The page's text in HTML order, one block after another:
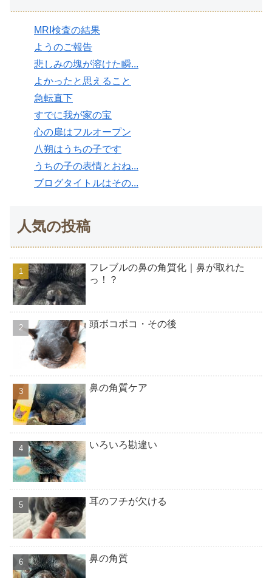
MRI検査の結果
ようのご報告
悲しみの塊が溶けた瞬...
よかったと思えること
急転直下
すでに我が家の宝
心の扉はフルオープン
八朔はうちの子です
うちの子の表情とおね...
ブログタイトルはその...
人気の投稿
フレブルの鼻の角質化｜鼻が取れた
っ！？
頭ボコボコ・その後
鼻の角質ケア
いろいろ勘違い
耳のフチが欠ける
鼻の角質